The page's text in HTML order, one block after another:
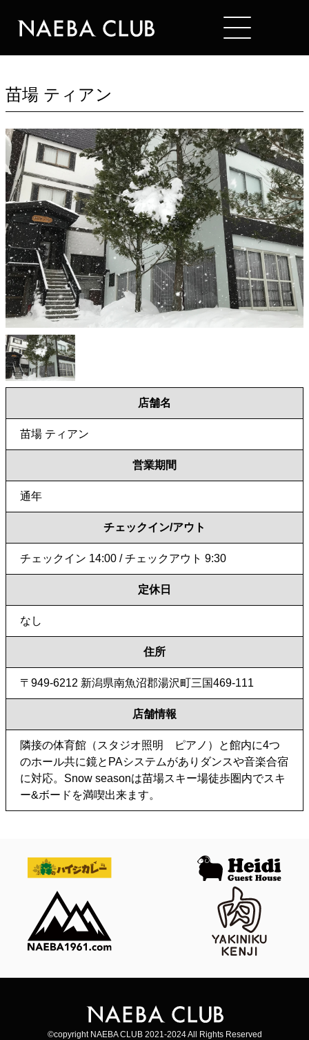
苗場 ティアン
店舗名
苗場 ティアン
営業期間
通年
チェックイン/アウト
チェックイン 14:00 / チェックアウト 9:30
定休日
なし
住所
〒949-6212 新潟県南魚沼郡湯沢町三国469-111
店舗情報
隣接の体育館（スタジオ照明 ピアノ）と館内に4つ
のホール共に鏡とPAシステムがありダンスや音楽合宿
に対応。Snow seasonは苗場スキー場徒歩圏内でスキ
ー&ボードを満喫出来ます。
©copyright NAEBA CLUB 2021-2024 All Rights Reserved